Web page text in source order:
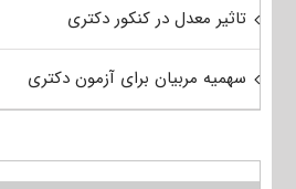
تاثیر معدل در کنکور دکتری
سهمیه مربیان برای آزمون دکتری